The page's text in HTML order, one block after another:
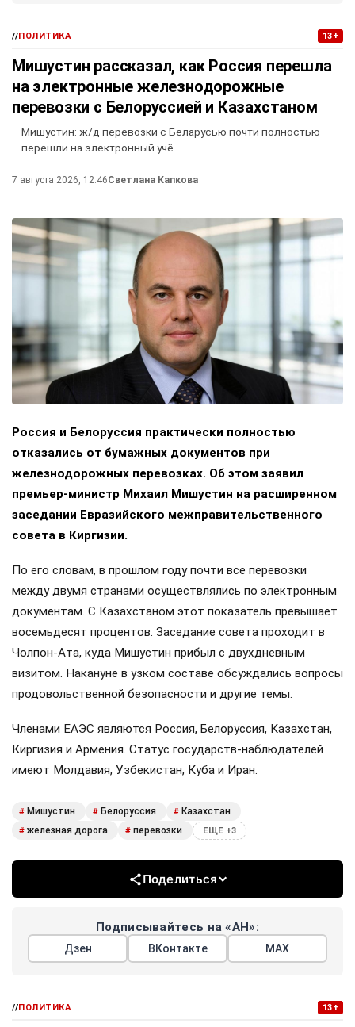
//ПОЛИТИКА 13+
Мишустин рассказал, как Россия перешла
на электронные железнодорожные
перевозки с Белоруссией и Казахстаном
Мишустин: ж/д перевозки с Беларусью почти полностью
перешли на электронный учё
7 августа 2026, 12:46Светлана Капкова
Россия и Белоруссия практически полностью
отказались от бумажных документов при
железнодорожных перевозках. Об этом заявил
премьер-министр Михаил Мишустин на расширенном
заседании Евразийского межправительственного
совета в Киргизии.
По его словам, в прошлом году почти все перевозки
между двумя странами осуществлялись по электронным
документам. С Казахстаном этот показатель превышает
восемьдесят процентов. Заседание совета проходит в
Чолпон-Ата, куда Мишустин прибыл с двухдневным
визитом. Накануне в узком составе обсуждались вопросы
продовольственной безопасности и другие темы.
Членами ЕАЭС являются Россия, Белоруссия, Казахстан,
Киргизия и Армения. Статус государств-наблюдателей
имеют Молдавия, Узбекистан, Куба и Иран.
# Мишустин # Белоруссия # Казахстан
# железная дорога # перевозки ЕЩЕ +3
Поделиться
Подписывайтесь на «АН»:
Дзен ВКонтакте МАХ
//ПОЛИТИКА 13+